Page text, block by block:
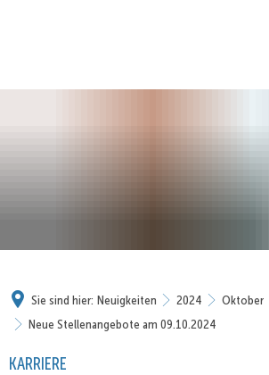
Sie sind hier: Neuigkeiten 2024
Oktober
Neue Stellenangebote am 09.10.2024
KARRIERE